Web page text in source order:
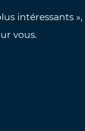
intéressants »,
vous.